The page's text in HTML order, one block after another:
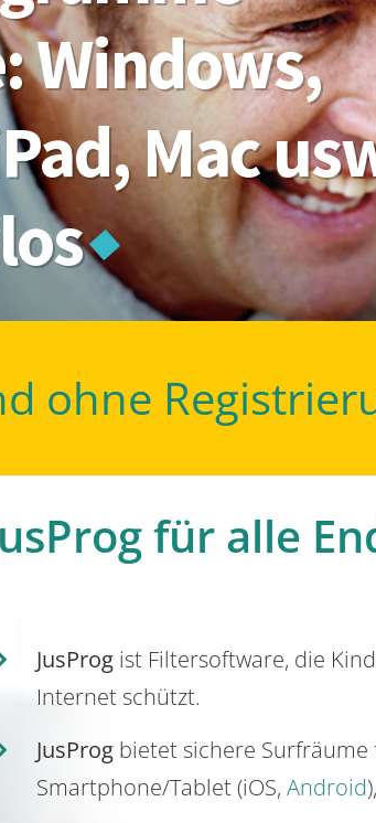
Mac
Windows,
ohne
für alle
JusProgist Filtersoftware, die
Internet schützt.
JusProgbietet sichere Surfräume
Smartphone/Tablet (iOS, Android